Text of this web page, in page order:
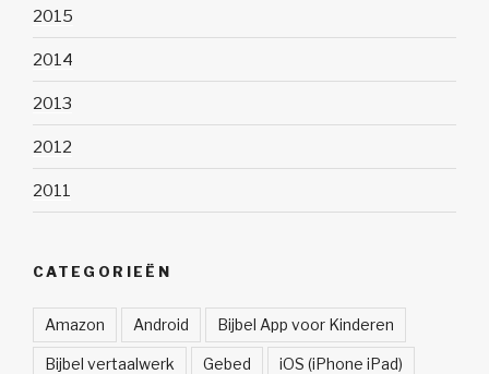
2015
2014
2013
2012
2011
CATEGORIEËN
Amazon Android Bijbel App voor Kinderen
Bijbel vertaalwerk Gebed iOS (iPhone iPad)